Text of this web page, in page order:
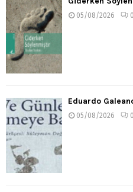
05/08/2026 0
Eduardo
05/08/2026 0